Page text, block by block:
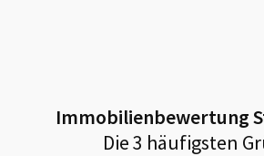
Immobilienbewertung
Die 3 häufigsten